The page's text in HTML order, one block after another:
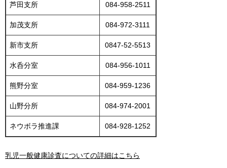
芦田支所 084-958-2511
加茂支所 084-972-3111
新市支所 0847-52-5513
水呑分室 084-956-1011
熊野分室 084-959-1236
山野分所 084-974-2001
ネウボラ推進課 084-928-1252
乳児一般健康診査についての詳細はこちら